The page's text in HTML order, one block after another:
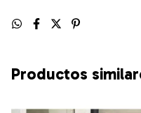
Productos